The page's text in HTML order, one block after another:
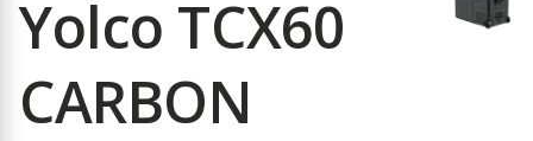
Yolco TCX60
CARBON